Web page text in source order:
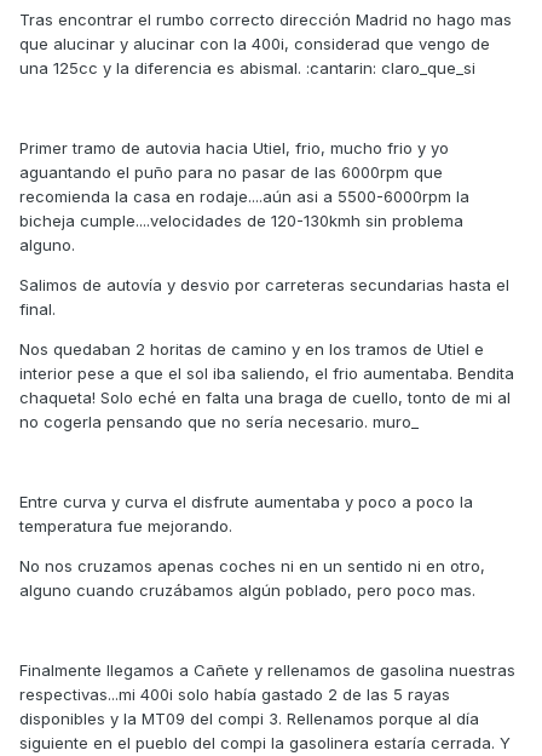
Tras encontrar el rumbo correcto dirección Madrid no hago mas
que alucinar y alucinar con la 400i, considerad que vengo de
una 125cc y la diferencia es abismal. :cantarin: claro_que_si
Primer tramo de autovia hacia Utiel, frio, mucho frio y yo
aguantando el puño para no pasar de las 6000rpm que
recomienda la casa en rodaje....aún asi a 5500-6000rpm la
bicheja cumple....velocidades de 120-130kmh sin problema
alguno.
Salimos de autovía y desvio por carreteras secundarias hasta el
final.
Nos quedaban 2 horitas de camino y en los tramos de Utiel e
interior pese a que el sol iba saliendo, el frio aumentaba. Bendita
chaqueta! Solo eché en falta una braga de cuello, tonto de mi al
no cogerla pensando que no sería necesario. muro_
Entre curva y curva el disfrute aumentaba y poco a poco la
temperatura fue mejorando.
No nos cruzamos apenas coches ni en un sentido ni en otro,
alguno cuando cruzábamos algún poblado, pero poco mas.
Finalmente llegamos a Cañete y rellenamos de gasolina nuestras
respectivas...mi 400i solo había gastado 2 de las 5 rayas
disponibles y la MT09 del compi 3. Rellenamos porque al día
siguiente en el pueblo del compi la gasolinera estaría cerrada. Y